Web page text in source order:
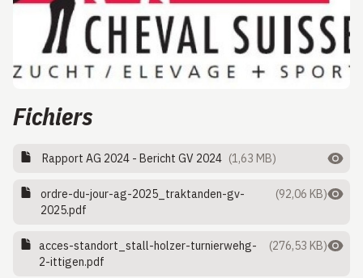
Fichiers
Rapport AG 2024 - Bericht GV 2024 (1,63 MB)
ordre-du-jour-ag-2025_traktanden-gv-
2025.pdf
(92,06 KB)
acces-standort_stall-holzer-turnierwehg-
2-ittigen.pdf
(276,53 KB)